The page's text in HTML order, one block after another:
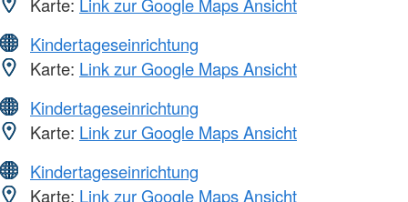
Kindertageseinrichtung
Karte: Link zur Google Maps Ansicht
Kindertageseinrichtung
Karte: Link zur Google Maps Ansicht
Kindertageseinrichtung
Karte: Link zur Google Maps Ansicht